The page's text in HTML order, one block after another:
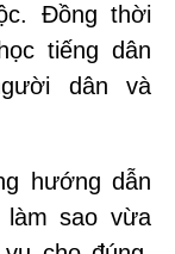
Đồng thời
tiếng dân
dân và
hướng dẫn
sao vừa